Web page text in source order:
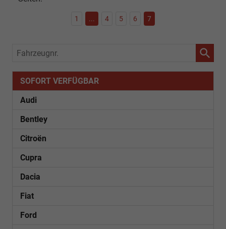
1 ... 4 5 6 7
Fahrzeugnr.
SOFORT VERFÜGBAR
Audi
Bentley
Citroën
Cupra
Dacia
Fiat
Ford